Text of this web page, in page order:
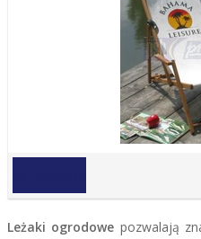
Leżaki ogrodowe pozwalają